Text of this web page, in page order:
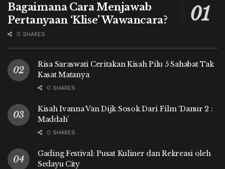
Bagaimana Cara Menjawab
Pertanyaan ‘Klise’ Wawancara?
0 SHARES
Risa Saraswati Ceritakan Kisah Pilu 5 Sahabat Tak
Kasat Matanya
0 SHARES
Kisah Ivanna Van Dijk Sosok Dari Film ‘Danur 2 :
Maddah’
0 SHARES
Gading Festival: Pusat Kuliner dan Rekreasi oleh
Sedayu City